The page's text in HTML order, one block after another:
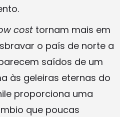
cost tornam mais em
o país de norte a
saídos de um
às geleiras eternas do
proporciona uma
que poucas